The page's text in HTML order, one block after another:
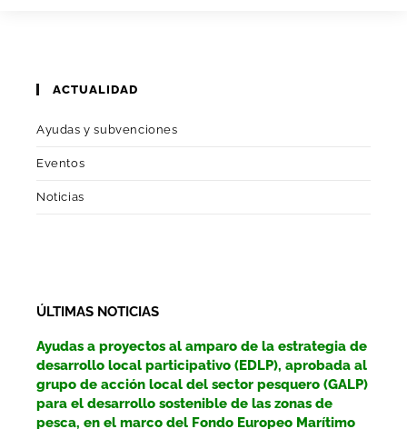
ACTUALIDAD
Ayudas y subvenciones
Eventos
Noticias
ÚLTIMAS NOTICIAS
Ayudas a proyectos al amparo de la estrategia de
desarrollo local participativo (EDLP), aprobada al
grupo de acción local del sector pesquero (GALP)
para el desarrollo sostenible de las zonas de
pesca, en el marco del Fondo Europeo Marítimo